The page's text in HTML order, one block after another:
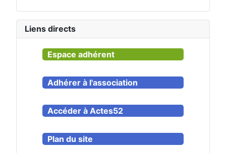
Liens directs
Espace adhérent
Adhérer à l'association
Accéder à Actes52
Plan du site